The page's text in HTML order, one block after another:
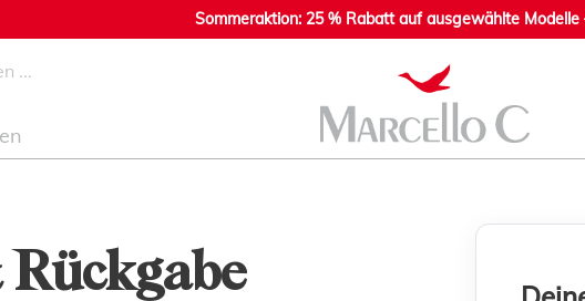
Sommeraktion: 25 % Rabatt auf ausgewählte Modelle